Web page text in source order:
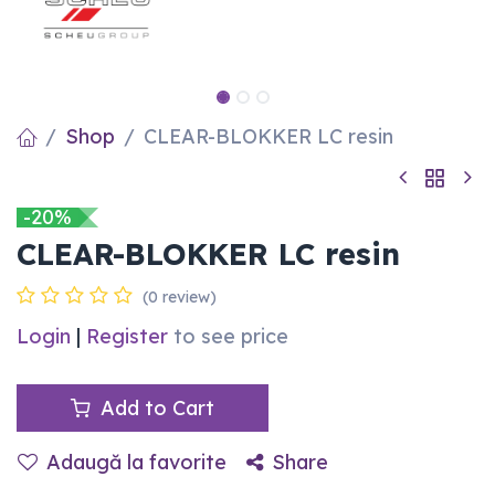
Shop CLEAR-BLOKKER LC resin
-20%
CLEAR-BLOKKER LC resin
(0 review)
Login | Register to see price
Add to Cart
Adaugă la favorite
Share